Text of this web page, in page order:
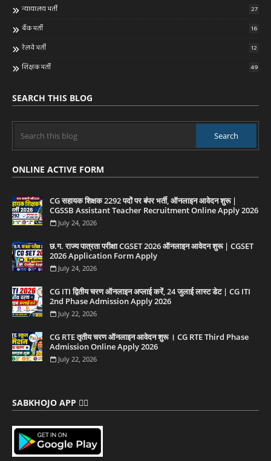
न्यायालय भर्ती 27
बैंक भर्ती 16
रेलवे भर्ती 12
शिक्षक भर्ती 49
SEARCH THIS BLOG
ONLINE ACTIVE FORM
CG सहायक शिक्षक 2292 पदों पर बंपर भर्ती, ऑनलाइन आवेदन शुरू |
CGSSB Assistant Teacher Recruitment Online Apply 2026
July 24, 2026
छ.ग. राज्य पात्रता परीक्षा CGSET 2026 ऑनलाइन आवेदन शुरू | CGSET
2026 Application Form Apply
July 24, 2026
CG ITI द्वितीय चरण ऑनलाइन अप्लाई करें, 24 जुलाई लास्ट डेट | CG ITI
2nd Phase Admission Apply 2026
July 22, 2026
CG RTE तृतीय चरण ऑनलाइन आवेदन शुरू । CG RTE Third Phase
Admission Online Apply 2026
July 22, 2026
SABKHOJO APP 👇🏻